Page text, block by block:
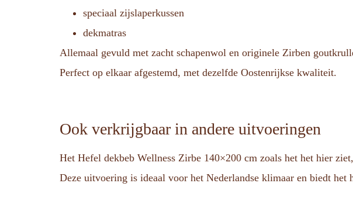
speciaal zijslaperkussen
dekmatras
Allemaal gevuld met zacht schapenwol en originele Zirben
Perfect op elkaar afgestemd, met dezelfde Oostenrijkse kwaliteit.
Ook verkrijgbaar in andere uitvoeringen
Het Hefel dekbeb Wellness Zirbe 140×200 cm zoals het het hier
Deze uitvoering is ideaal voor het Nederlandse klimaar en biedt het